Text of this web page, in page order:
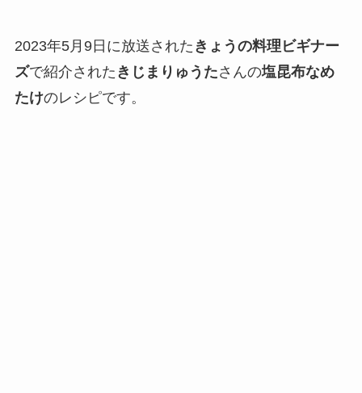
2023年5月9日に放送された きょうの料理ビギナー
ズで紹介された きじまりゅうたさんの塩昆布なめ
たけのレシピです。